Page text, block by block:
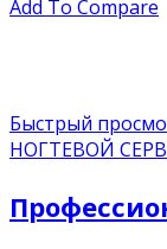
Add To Compare
Быстрый
НОГТЕВОЙ